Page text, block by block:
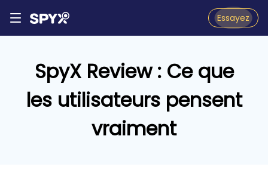
Essayez
SpyX Review : Ce que
les utilisateurs pensent
vraiment